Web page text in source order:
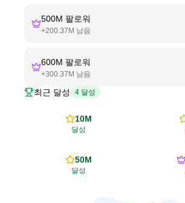
500M 팔로워
+200.37M 남음
600M 팔로워
+300.37M 남음
최근 달성 4 달성
10M
달성
50M
달성